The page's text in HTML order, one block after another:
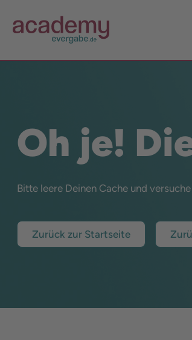
Oh je!
Bitte leere Deinen Cache und
Zurück zur Startseite